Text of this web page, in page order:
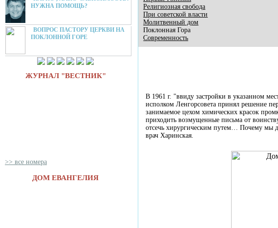
НУЖНА ПОМОЩЬ?
ВОПРОС ПАСТОРУ ЦЕРКВИ НА
ПОКЛОННОЙ ГОРЕ
ЖУРНАЛ "ВЕСТНИК"
>> все номера
ДОМ ЕВАНГЕЛИЯ
Религиозная свобода
При советской власти
Молитвенный дом
Поклонная Гора
Современность
В 1961 г. "ввиду застройки в указанном
исполком Ленгорсовета принял решение
занимаемое цехом химических красок
приходить возмущенные письма от
отсечь хирургическим путем… Почему мы
врач Харинская.